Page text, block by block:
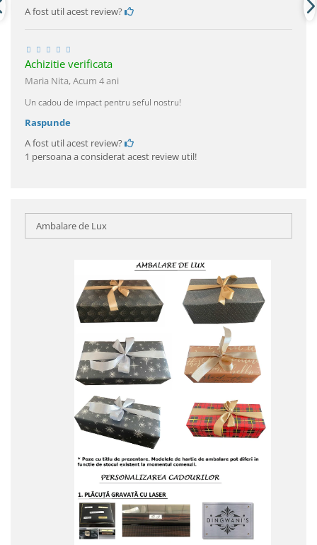
A fost util acest review?
Achizitie verificata
Maria Nita,Acum 4 ani
Un cadou de impact pentru seful nostru!
Raspunde
A fost util acest review?
1 persoana a considerat acest review util!
Ambalare de Lux